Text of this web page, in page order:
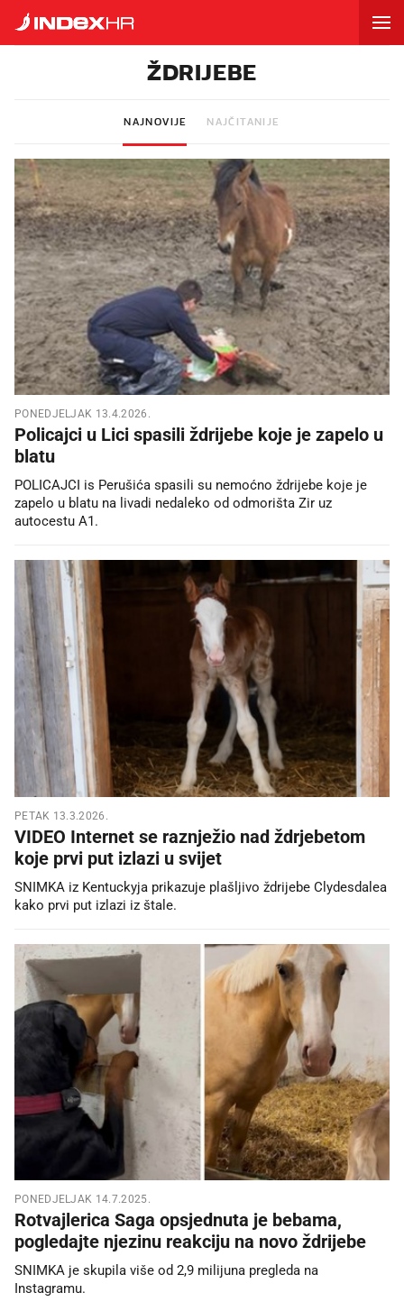
ŽDRIJEBE
NAJNOVIJE NAJČITANIJE
PONEDJELJAK 13.4.2026.
Policajci u Lici spasili ždrijebe koje je zapelo u
blatu
POLICAJCI is Perušića spasili su nemoćno ždrijebe koje je
zapelo u blatu na livadi nedaleko od odmorišta Zir uz
autocestu A1.
PETAK 13.3.2026.
VIDEO Internet se raznježio nad ždrjebetom
koje prvi put izlazi u svijet
SNIMKA iz Kentuckyja prikazuje plašljivo ždrijebe Clydesdalea
kako prvi put izlazi iz štale.
PONEDJELJAK 14.7.2025.
Rotvajlerica Saga opsjednuta je bebama,
pogledajte njezinu reakciju na novo ždrijebe
SNIMKA je skupila više od 2,9 milijuna pregleda na
Instagramu.